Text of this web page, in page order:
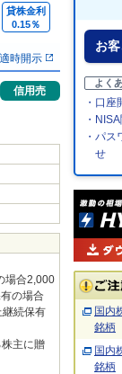
貸株金利
0.15％
適時開示
信用売
場合2,000
の場合
続保有
主に贈
お
よく
・口座
・
・パ
せ
国内
銘柄
国内
銘柄